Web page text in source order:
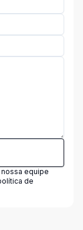
equipe
de